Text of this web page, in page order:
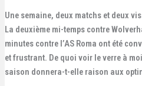
Une semaine, deux matchs et deux
La deuxième mi-temps contre
minutes contre l’AS Roma ont été
et frustrant. De quoi voir le verre à
saison donnera-t-elle raison aux